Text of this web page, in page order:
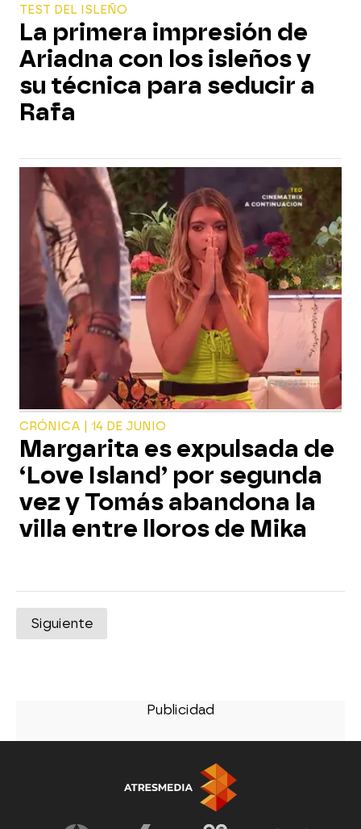
TEST DEL ISLEÑO
La primera impresión de
Ariadna con los isleños y
su técnica para seducir a
Rafa
CRÓNICA | 14 DE JUNIO
Margarita es expulsada de
‘Love Island’ por segunda
vez y Tomás abandona la
villa entre lloros de Mika
Siguiente